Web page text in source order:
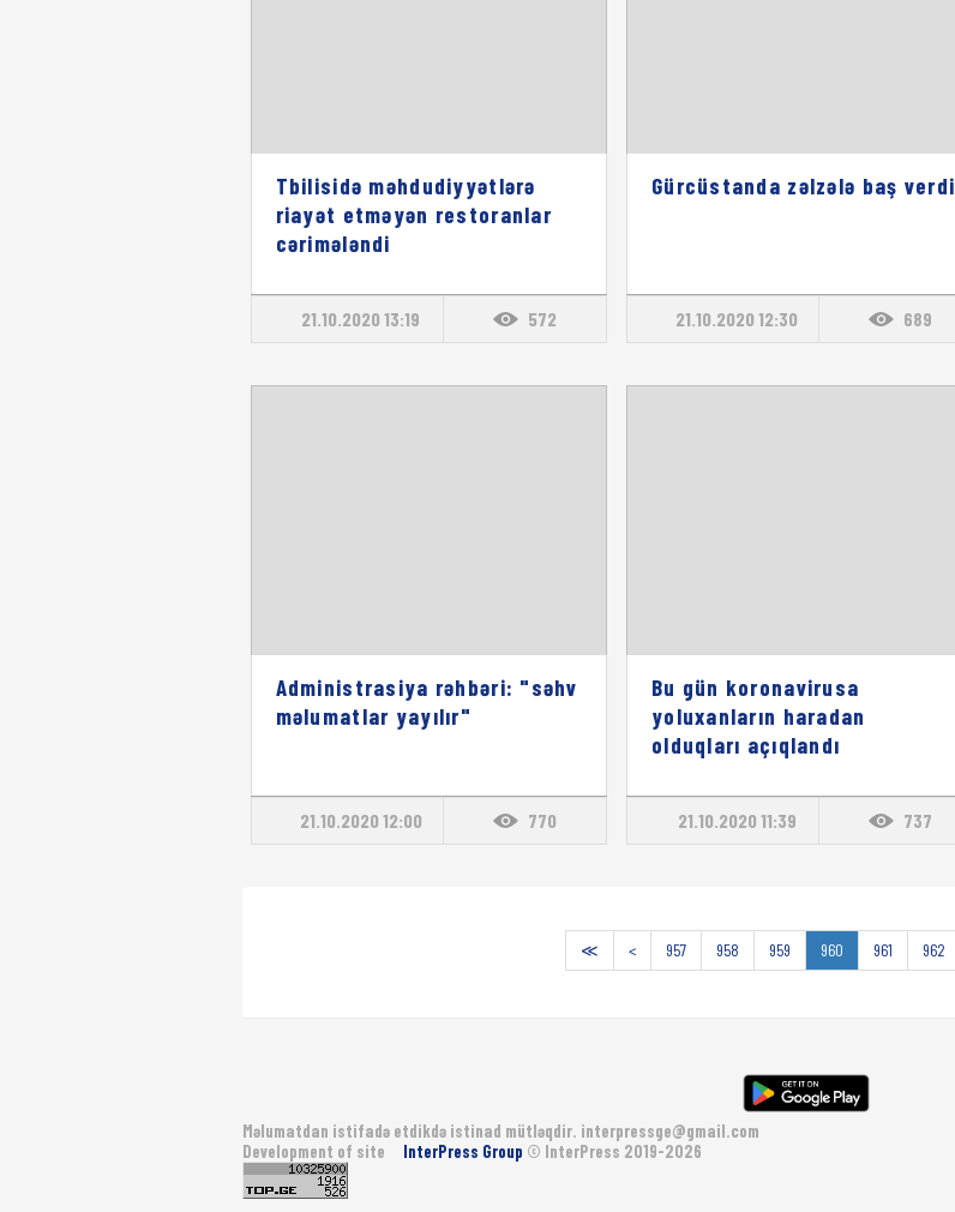
Tbilisidə məhdudiyyətlərə
riayət etməyən restoranlar
cərimələndi
21.10.2020 13:19 572
Gürcüstanda zəlzələ baş verdi
21.10.2020 12:30 689
Administrasiya rəhbəri: "səhv
məlumatlar yayılır"
21.10.2020 12:00 770
Bu gün koronavirusa
yoluxanların haradan
olduqları açıqlandı
21.10.2020 11:39 737
≪ < 957 958 959 960 961 962
Məlumatdan istifadə etdikdə istinad mütləqdir. interpressge@gmail.com
Development of site
InterPress Group © InterPress 2019-2026